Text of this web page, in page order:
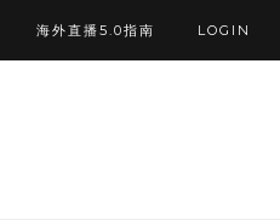
海外直播5.0指南 LOGIN